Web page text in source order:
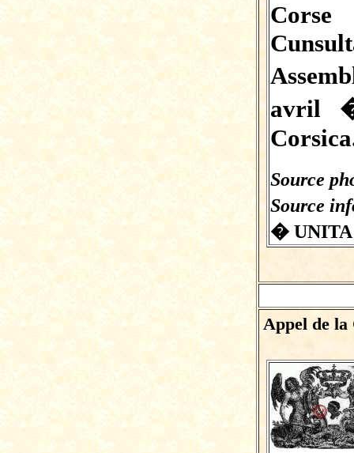
avril
Source
Source
�
Appel de